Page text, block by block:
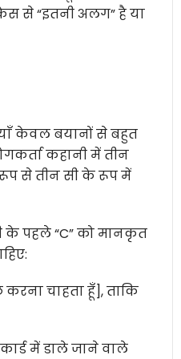
से “इतनी अलग” है या
केवल बयानों से बहुत
कहानी में तीन
रूप से तीन सी के रूप में
के पहले “C” को मानकृत
चाहता हूँ], ताकि
में डाले जाने वाले